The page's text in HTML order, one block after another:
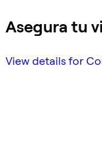
Asegura tu
View details for